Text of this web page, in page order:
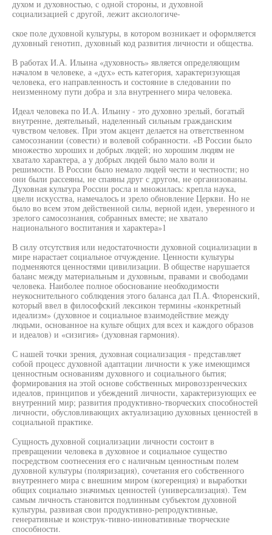
духом и духовностью, с одной стороны, и духовной
социализацией с другой, лежит аксиологиче-
ское поле духовной культуры, в котором возникает и оформляется
духовный генотип, духовный код развития личности и общества.
В работах И.А. Ильина «духовность» является определяющим
началом в человеке, а «дух» есть категория, характеризующая
человека, его направленность и состояние в следовании по
неизменному пути добра и зла внутреннего мира человека.
Идеал человека по И.А. Ильину - это духовно зрелый, богатый
внутренне, деятельный, наделенный сильным гражданским
чувством человек. При этом акцент делается на ответственном
самосознании (совести) и волевой собранности. «В России было
множество хороших и добрых людей; но хорошим людям не
хватало характера, а у добрых людей было мало воли и
решимости. В России было немало людей чести и честности; но
они были рассеяны, не спаяны друг с другом, не организованы.
Духовная культура России росла и множилась: крепла наука,
цвели искусства, намечалось и зрело обновление Церкви. Но не
было во всем этом действенной силы, верной идеи, уверенного и
зрелого самосознания, собранных вместе; не хватало
национального воспитания и характера»1
В силу отсутствия или недостаточности духовной социализации в
мире нарастает социальное отчуждение. Ценности культуры
подменяются ценностями цивилизации. В обществе нарушается
баланс между материальным и духовным, правами и свободами
человека. Наиболее полное обоснование необходимости
неукоснительного соблюдения этого баланса дал П.А. Флоренский,
который ввел в философский лексикон термины «конкретный
идеализм» (духовное и социальное взаимодействие между
людьми, основанное на культе общих для всех и каждого образов
и идеалов) и «сизигия» (духовная гармония).
С нашей точки зрения, духовная социализация - представляет
собой процесс духовной адаптации личности к уже имеющимся
ценностным основаниям духовного и социального бытия;
формирования на этой основе собственных мировоззренческих
идеалов, принципов и убеждений личности, характеризующих ее
внутренний мир; развития продуктивно-творческих способностей
личности, обусловливающих актуализацию духовных ценностей в
социальной практике.
Сущность духовной социализации личности состоит в
превращении человека в духовное и социальное существо
посредством соотнесения его с наличным ценностным полем
духовной культуры (поляризация), сочетания его собственного
внутреннего мира с внешним миром (когеренция) и выработки
общих социально значимых ценностей (универсализация). Тем
самым личность становится подлинным субъектом духовной
культуры, развивая свои продуктивно-репродуктивные,
генеративные и конструк-тивно-инновативные творческие
способности.